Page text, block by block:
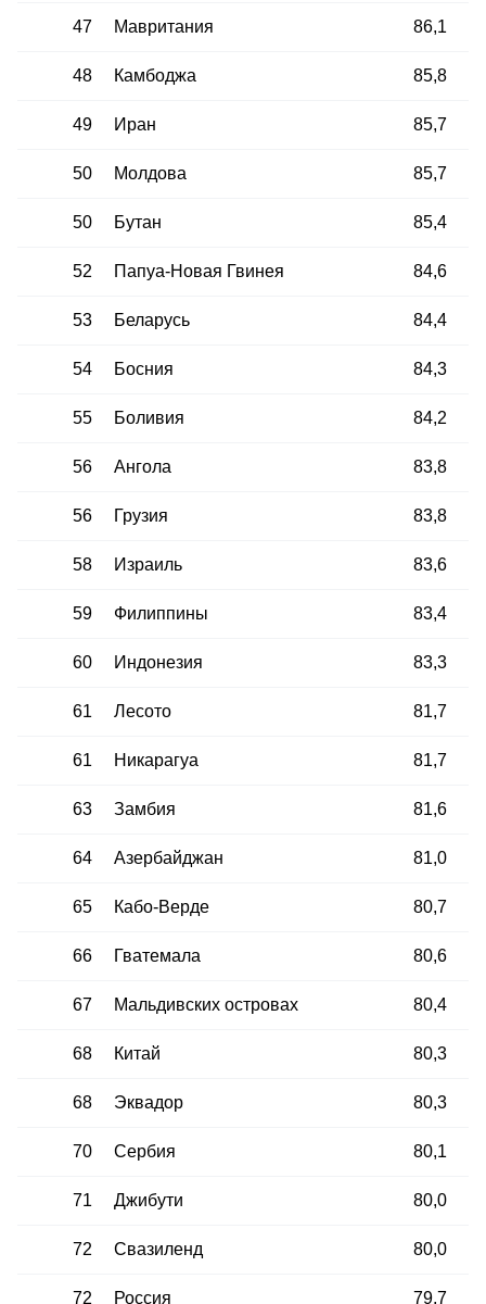
47 Мавритания 86,1
48 Камбоджа 85,8
49 Иран 85,7
50 Молдова 85,7
50 Бутан 85,4
52 Папуа-Новая Гвинея 84,6
53 Беларусь 84,4
54 Босния 84,3
55 Боливия 84,2
56 Ангола 83,8
56 Грузия 83,8
58 Израиль 83,6
59 Филиппины 83,4
60 Индонезия 83,3
61 Лесото 81,7
61 Никарагуа 81,7
63 Замбия 81,6
64 Азербайджан 81,0
65 Кабо-Верде 80,7
66 Гватемала 80,6
67 Мальдивских островах 80,4
68 Китай 80,3
68 Эквадор 80,3
70 Сербия 80,1
71 Джибути 80,0
72 Свазиленд 80,0
72 Россия 79,7